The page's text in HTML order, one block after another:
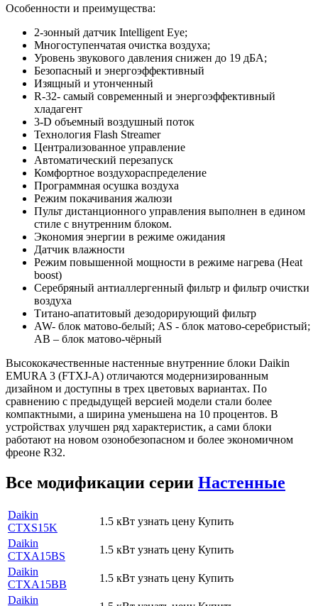
Особенности и преимущества:
2-зонный датчик Intelligent Eye;
Многоступенчатая очистка воздуха;
Уровень звукового давления снижен до 19 дБА;
Безопасный и энергоэффективный
Изящный и утонченный
R-32- самый современный и энергоэффективный
хладагент
3-D объемный воздушный поток
Технология Flash Streamer
Централизованное управление
Автоматический перезапуск
Комфортное воздухораспределение
Программная осушка воздуха
Режим покачивания жалюзи
Пульт дистанционного управления выполнен в едином
стиле с внутренним блоком.
Экономия энергии в режиме ожидания
Датчик влажности
Режим повышенной мощности в режиме нагрева (Heat
boost)
Серебряный антиаллергенный фильтр и фильтр очистки
воздуха
Титано-апатитовый дезодорирующий фильтр
AW- блок матово-белый; AS - блок матово-серебристый;
AB – блок матово-чёрный
Высококачественные настенные внутренние блоки Daikin
EMURA 3 (FTXJ-A) отличаются модернизированным
дизайном и доступны в трех цветовых вариантах. По
сравнению с предыдущей версией модели стали более
компактными, а ширина уменьшена на 10 процентов. В
устройствах улучшен ряд характеристик, а сами блоки
работают на новом озонобезопасном и более экономичном
фреоне R32.
Все модификации серии Настенные
Daikin
CTXS15K
1.5 кВт узнать цену Купить
Daikin
CTXA15BS
1.5 кВт узнать цену Купить
Daikin
CTXA15BB
1.5 кВт узнать цену Купить
Daikin